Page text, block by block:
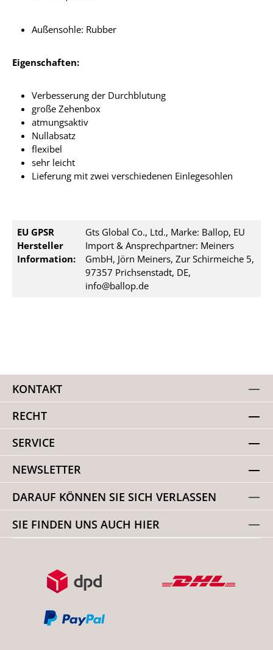
Außensohle: Rubber
Eigenschaften:
Verbesserung der Durchblutung
große Zehenbox
atmungsaktiv
Nullabsatz
flexibel
sehr leicht
Lieferung mit zwei verschiedenen Einlegesohlen
EU GPSR
Hersteller
Information:
Gts Global Co., Ltd., Marke: Ballop, EU
Import & Ansprechpartner: Meiners
GmbH, Jörn Meiners, Zur Schirmeiche 5,
97357 Prichsenstadt, DE,
info@ballop.de
KONTAKT
RECHT
SERVICE
NEWSLETTER
DARAUF KÖNNEN SIE SICH VERLASSEN
SIE FINDEN UNS AUCH HIER